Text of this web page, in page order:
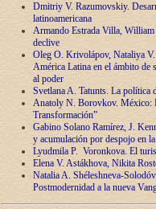
Dmitriy V. Razumovskiy.
latinoamericana
Armando Estrada Villa, William
declive
Oleg O. Krivolápov, Nataliya V.
América Latina en el ámbito de
al poder
Svetlana A. Tatunts. La política
Anatoly N. Borovkov. México:
Transformación”
Gabino Solano Ramírez, J.
y acumulación por despojo en
Lyudmila P. Voronkova. El
Elena V. Astákhova, Nikita
Natalia A. Shéleshneva-
Postmodernidad a la nueva